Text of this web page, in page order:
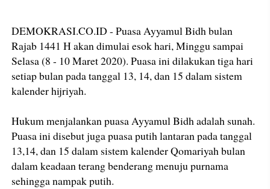
DEMOKRASI.CO.ID - Puasa Ayyamul Bidh bulan
Rajab 1441 H akan dimulai esok hari, Minggu sampai
Selasa (8 - 10 Maret 2020). Puasa ini dilakukan tiga hari
setiap bulan pada tanggal 13, 14, dan 15 dalam sistem
kalender hijriyah.
Hukum menjalankan puasa Ayyamul Bidh adalah sunah.
Puasa ini disebut juga puasa putih lantaran pada tanggal
13,14, dan 15 dalam sistem kalender Qomariyah bulan
dalam keadaan terang benderang menuju purnama
sehingga nampak putih.